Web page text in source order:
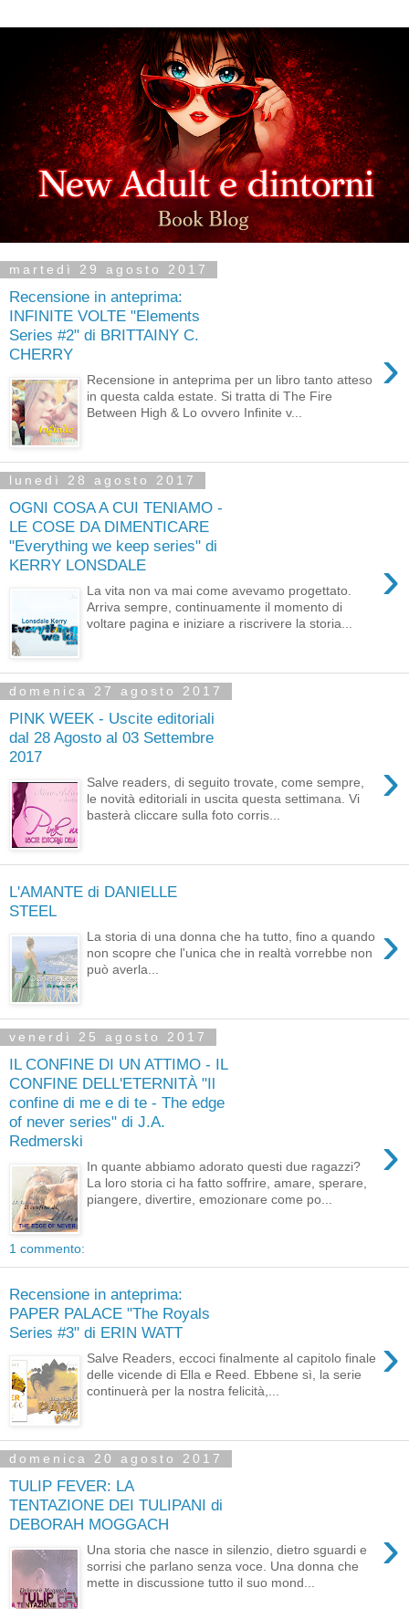
martedì 29 agosto 2017
Recensione in anteprima:
INFINITE VOLTE "Elements
Series #2" di BRITTAINY C.
CHERRY
›
Recensione in anteprima per un libro tanto atteso
in questa calda estate. Si tratta di The Fire
Between High & Lo ovvero Infinite v...
lunedì 28 agosto 2017
OGNI COSA A CUI TENIAMO -
LE COSE DA DIMENTICARE
"Everything we keep series" di
KERRY LONSDALE
›
La vita non va mai come avevamo progettato.
Arriva sempre, continuamente il momento di
voltare pagina e iniziare a riscrivere la storia...
domenica 27 agosto 2017
PINK WEEK - Uscite editoriali
dal 28 Agosto al 03 Settembre
2017
›
Salve readers, di seguito trovate, come sempre,
le novità editoriali in uscita questa settimana. Vi
basterà cliccare sulla foto corris...
L'AMANTE di DANIELLE
STEEL
›
La storia di una donna che ha tutto, fino a quando
non scopre che l'unica che in realtà vorrebbe non
può averla...
venerdì 25 agosto 2017
IL CONFINE DI UN ATTIMO - IL
CONFINE DELL'ETERNITÀ "Il
confine di me e di te - The edge
of never series" di J.A.
Redmerski
›
In quante abbiamo adorato questi due ragazzi?
La loro storia ci ha fatto soffrire, amare, sperare,
piangere, divertire, emozionare come po...
1 commento:
Recensione in anteprima:
PAPER PALACE "The Royals
Series #3" di ERIN WATT
›
Salve Readers, eccoci finalmente al capitolo finale
delle vicende di Ella e Reed. Ebbene sì, la serie
continuerà per la nostra felicità,...
domenica 20 agosto 2017
TULIP FEVER: LA
TENTAZIONE DEI TULIPANI di
DEBORAH MOGGACH
›
Una storia che nasce in silenzio, dietro sguardi e
sorrisi che parlano senza voce. Una donna che
mette in discussione tutto il suo mond...